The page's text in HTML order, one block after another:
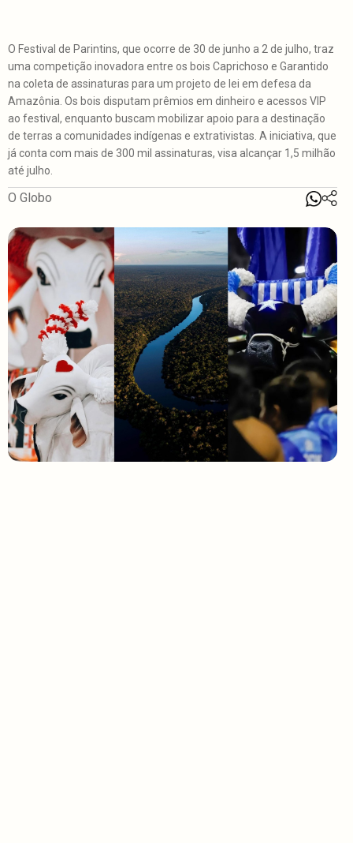
O Festival de Parintins, que ocorre de 30 de junho a 2 de julho, traz
uma competição inovadora entre os bois Caprichoso e Garantido
na coleta de assinaturas para um projeto de lei em defesa da
Amazônia. Os bois disputam prêmios em dinheiro e acessos VIP
ao festival, enquanto buscam mobilizar apoio para a destinação
de terras a comunidades indígenas e extrativistas. A iniciativa, que
já conta com mais de 300 mil assinaturas, visa alcançar 1,5 milhão
até julho.
O Globo